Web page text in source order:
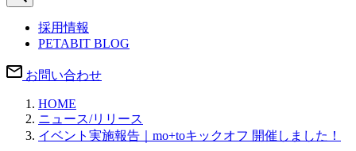
採用情報
PETABIT BLOG
お問い合わせ
HOME
ニュース/リリース
イベント実施報告｜mo+toキックオフ 開催しました！